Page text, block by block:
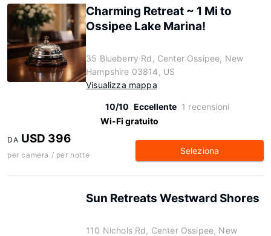
Charming Retreat ~ 1 Mi to
Ossipee Lake Marina!
35 Blueberry Rd, Center Ossipee, New
Hampshire 03814, US
Visualizza mappa
10/10 Eccellente 1 recensioni
Wi-Fi gratuito
DA USD 396
per camera / per notte Seleziona
Sun Retreats Westward Shores
110 Nichols Rd, Center Ossipee, New